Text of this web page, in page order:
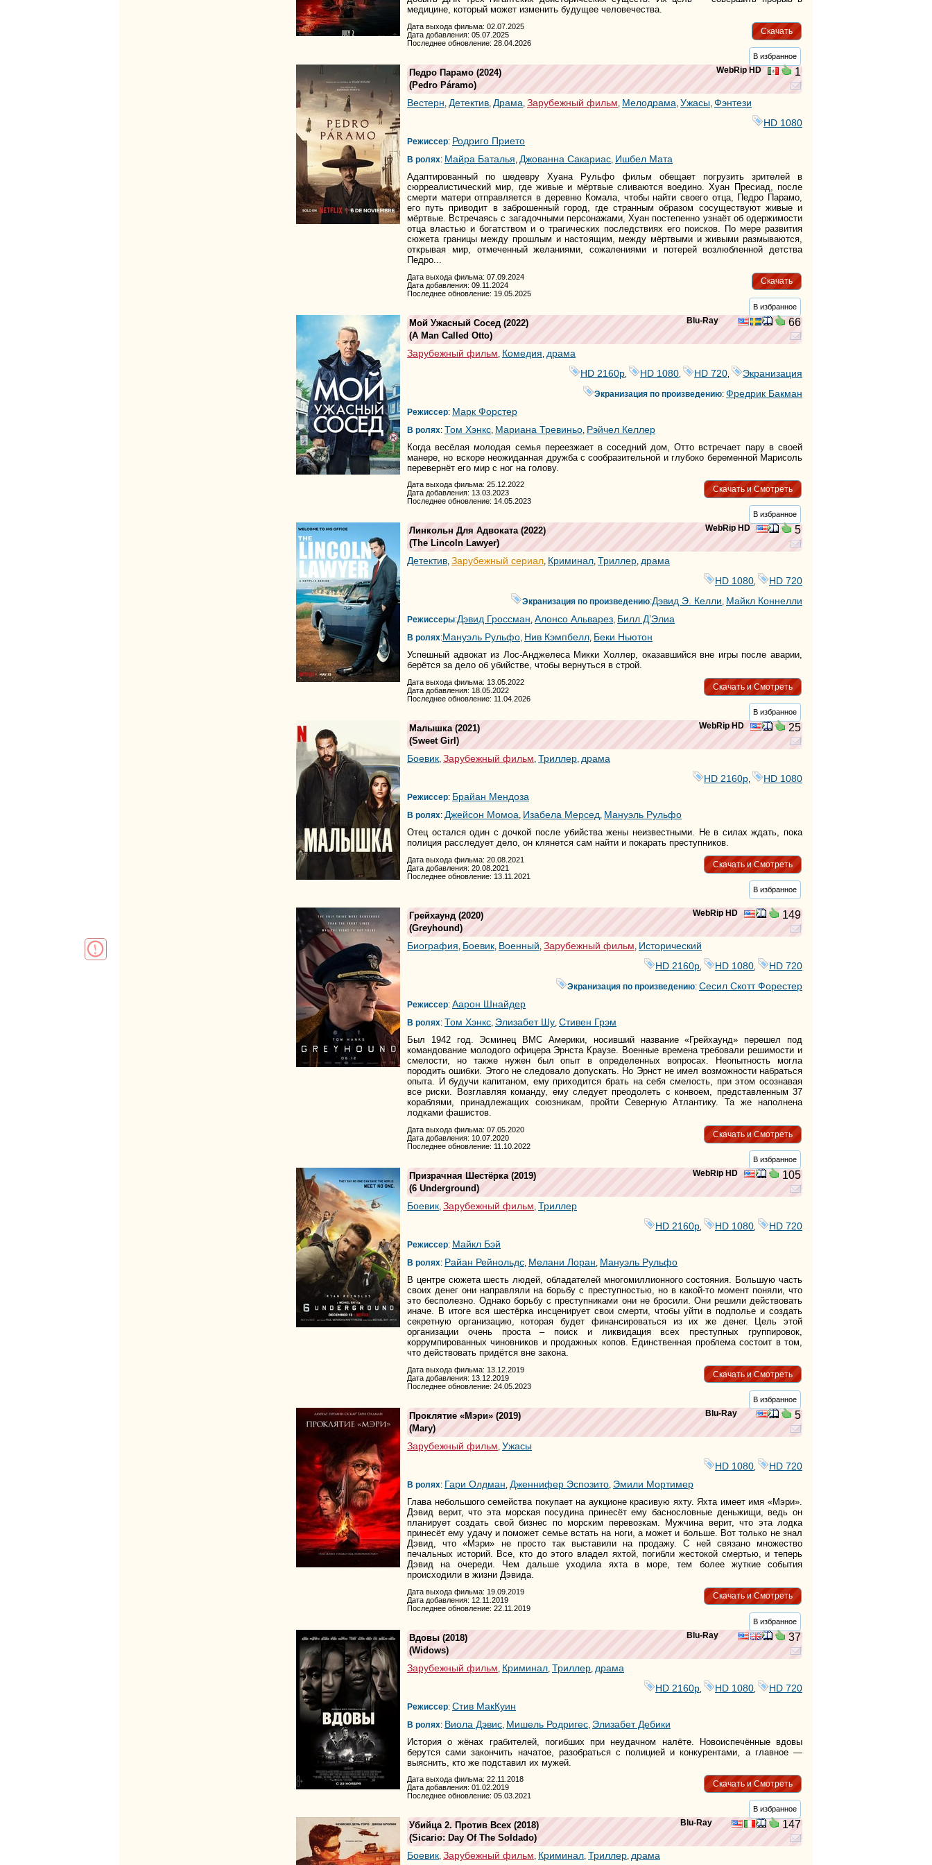
медицине, который может изменить будущее человечества.
Скачать
Дата выхода фильма: 02.07.2025
Дата добавления: 05.07.2025
Последнее обновление: 28.04.2026
В избранное
WebRip HD 1
Педро Парамо (2024)
(Pedro Páramo)
Вестерн, Детектив, Драма, Зарубежный фильм, Мелодрама, Ужасы, Фэнтези
HD 1080
Режиссер: Родриго Прието
В ролях: Майра Баталья, Джованна Сакариас, Ишбел Мата
Адаптированный по шедевру Хуана Рульфо фильм обещает погрузить зрителей в
сюрреалистический мир, где живые и мёртвые сливаются воедино. Хуан Пресиад, после
смерти матери отправляется в деревню Комала, чтобы найти своего отца, Педро Парамо,
его путь приводит в заброшенный город, где странным образом сосуществуют живые и
мёртвые. Встречаясь с загадочными персонажами, Хуан постепенно узнаёт об одержимости
отца властью и богатством и о трагических последствиях его поисков. По мере развития
сюжета границы между прошлым и настоящим, между мёртвыми и живыми размываются,
открывая мир, отмеченный желаниями, сожалениями и потерей возлюбленной детства
Педро...
Скачать
Дата выхода фильма: 07.09.2024
Дата добавления: 09.11.2024
Последнее обновление: 19.05.2025
В избранное
Blu-Ray 66
Мой Ужасный Сосед (2022)
(A Man Called Otto)
Зарубежный фильм Комедия драма
HD 2160р
HD 1080 HD 720 Экранизация
Экранизация по произведению: Фредрик Бакман
Режиссер: Марк Форстер
В ролях: Том Хэнкс Мариана Тревиньо Рэйчел Келлер
Когда весёлая молодая семья переезжает в соседний дом, Отто встречает пару в своей
манере, но вскоре неожиданная дружба с сообразительной и глубоко беременной Марисоль
перевернёт его мир с ног на голову.
Скачать и Смотреть
Дата выхода фильма: 25.12.2022
Дата добавления: 13.03.2023
Последнее обновление: 14.05.2023
В избранное
WebRip HD 5
Линкольн Для Адвоката(2022)
(The Lincoln Lawyer)
Детектив, Зарубежный сериал, Криминал, Триллер, драма
HD 1080, HD 720
Экранизация по произведению:Дэвид Э. Келли, Майкл Коннелли
Режиссеры:Дэвид Гроссман, Алонсо Альварез, Билл Д’Элиа
В ролях:Мануэль Рульфо, Нив Кэмпбелл, Беки Ньютон
Успешный адвокат из Лос-Анджелеса Микки Холлер, оказавшийся вне игры после аварии,
берётся за дело об убийстве, чтобы вернуться в строй.
Скачать и Смотреть
Дата выхода фильма: 13.05.2022
Дата добавления: 18.05.2022
Последнее обновление: 11.04.2026
В избранное
WebRip HD 25
Малышка(2021)
(Sweet Girl )
Боевик, Зарубежный фильм, Триллер, драма
HD 2160р
HD 1080
Режиссер: Брайан Мендоза
В ролях: Джейсон Момоа, Изабела Мерсед, Мануэль Рульфо
Отец остался один с дочкой после убийства жены неизвестными. Не в силах ждать, пока
полиция расследует дело, он клянется сам найти и покарать преступников.
Скачать и Смотреть
Дата выхода фильма: 20.08.2021
Дата добавления: 20.08.2021
Последнее обновление: 13.11.2021
В избранное
WebRip HD 149
Грейхаунд (2020)
(Greyhound)
Биография, Боевик, Военный, Зарубежный фильм, Исторический
HD 2160р
HD 1080 HD 720
Экранизация по произведению: Сесил Скотт Форестер
Режиссер: Аарон Шнайдер
В ролях: Том Хэнкс, Элизабет Шу, Стивен Грэм
Был 1942 год. Эсминец ВМС Америки, носивший название «Грейхаунд» перешел под
командование молодого офицера Эрнста Краузе. Военные времена требовали решимости и
смелости, но также нужен был опыт в определенных вопросах. Неопытность могла
породить ошибки. Этого не следовало допускать. Но Эрнст не имел возможности набраться
опыта. И будучи капитаном, ему приходится брать на себя смелость, при этом осознавая
все риски. Возглавляя команду, ему следует преодолеть с конвоем, представленным 37
кораблями, принадлежащих союзникам, пройти Северную Атлантику. Та же наполнена
лодками фашистов.
Скачать и Смотреть
Дата выхода фильма: 07.05.2020
Дата добавления: 10.07.2020
Последнее обновление: 11.10.2022
В избранное
WebRip HD 105
Призрачная Шестёрка(2019)
(6 Underground)
Боевик, Зарубежный фильм, Триллер
HD 2160р
HD 1080 HD 720
Режиссер: Майкл Бэй
В ролях: Райан Рейнольдс, Мелани Лоран, Мануэль Рульфо
В центре сюжета шесть людей, обладателей многомиллионного состояния. Большую часть
своих денег они направляли на борьбу с преступностью, но в какой-то момент поняли, что
это бесполезно. Однако борьбу с преступниками они не бросили. Они решили действовать
иначе. В итоге вся шестёрка инсценирует свои смерти, чтобы уйти в подполье и создать
секретную организацию, которая будет финансироваться из их же денег. Цель этой
организации очень проста – поиск и ликвидация всех преступных группировок,
коррумпированных чиновников и продажных копов. Единственная проблема состоит в том,
что действовать придётся вне закона.
Скачать и Смотреть
Дата выхода фильма: 13.12.2019
Дата добавления: 13.12.2019
Последнее обновление: 24.05.2023
В избранное
Blu-Ray 5
Проклятие «Мэри» (2019)
(Mary)
Зарубежный фильм, Ужасы
HD 1080
HD 720
В ролях: Гари Олдман, Дженнифер Эспозито, Эмили Мортимер
Глава небольшого семейства покупает на аукционе красивую яхту. Яхта имеет имя «Мэри».
Дэвид верит, что эта морская посудина принесёт ему баснословные деньжищи, ведь он
планирует создать свой бизнес по морским перевозкам. Мужчина верит, что эта лодка
принесёт ему удачу и поможет семье встать на ноги, а может и больше. Вот только не знал
Дэвид, что «Мэри» не просто так выставили на продажу. С ней связано множество
печальных историй. Все, кто до этого владел яхтой, погибли жестокой смертью, и теперь
Дэвид на очереди. Чем дальше уходила яхта в море, тем более жуткие события
происходили в жизни Дэвида.
Скачать и Смотреть
Дата выхода фильма: 19.09.2019
Дата добавления: 12.11.2019
Последнее обновление: 22.11.2019
В избранное
Blu-Ray 37
Вдовы (2018)
(Widows)
Зарубежный фильм Криминал Триллер драма
HD 2160р
HD 1080 HD 720
Режиссер: Стив МакКуин
В ролях: Виола Дэвис Мишель Родригес Элизабет Дебики
История о жёнах грабителей, погибших при неудачном налёте. Новоиспечённые вдовы
берутся сами закончить начатое, разобраться с полицией и конкурентами, а главное —
выяснить, кто же подставил их мужей.
Скачать и Смотреть
Дата выхода фильма: 22.11.2018
Дата добавления: 01.02.2019
Последнее обновление: 05.03.2021
В избранное
Blu-Ray 147
Убийца 2. Против Всех (2018)
(Sicario: Day Of The Soldado)
Боевик, Зарубежный фильм, Криминал, Триллер, драма